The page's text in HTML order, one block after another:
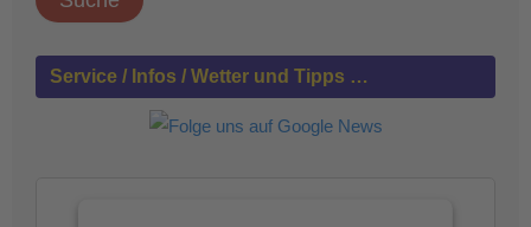
h
n
Service / Infos / Wetter und Tipps …